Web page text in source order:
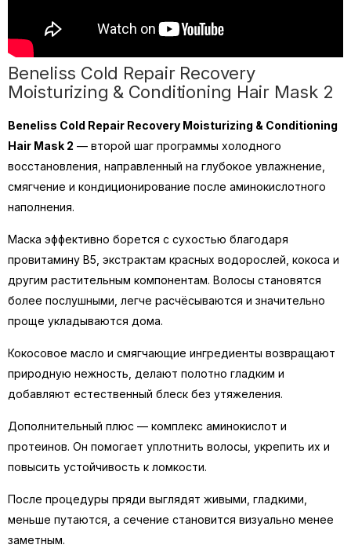
Beneliss Cold Repair Recovery
Moisturizing & Conditioning Hair Mask 2
Beneliss Cold Repair Recovery Moisturizing & Conditioning
Hair Mask 2 — второй шаг программы холодного
восстановления, направленный на глубокое увлажнение,
смягчение и кондиционирование после аминокислотного
наполнения.
Маска эффективно борется с сухостью благодаря
провитамину B5, экстрактам красных водорослей, кокоса и
другим растительным компонентам. Волосы становятся
более послушными, легче расчёсываются и значительно
проще укладываются дома.
Кокосовое масло и смягчающие ингредиенты возвращают
природную нежность, делают полотно гладким и
добавляют естественный блеск без утяжеления.
Дополнительный плюс — комплекс аминокислот и
протеинов. Он помогает уплотнить волосы, укрепить их и
повысить устойчивость к ломкости.
После процедуры пряди выглядят живыми, гладкими,
меньше путаются, а сечение становится визуально менее
заметным.